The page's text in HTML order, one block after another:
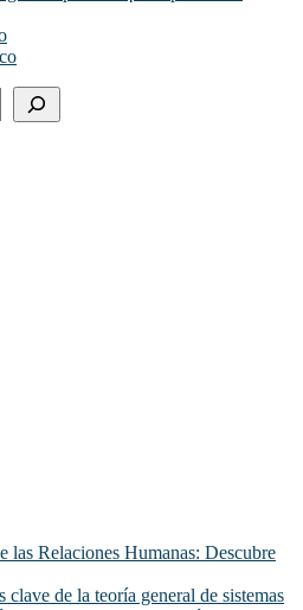
las Relaciones Humanas: Descubre
clave de la teoría general de sistemas